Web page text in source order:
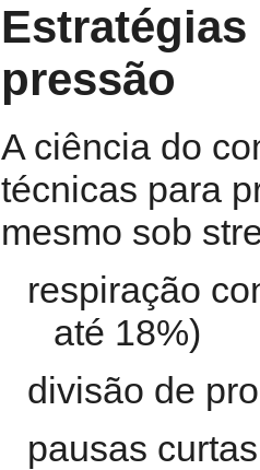
pressão
A ciência do
técnicas para
mesmo sob
respiração
até 18%)
divisão de
pausas